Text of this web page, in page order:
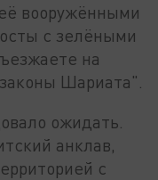
вооружёнными
с зелёными
на
Шариата".
ожидать.
анклав,
с